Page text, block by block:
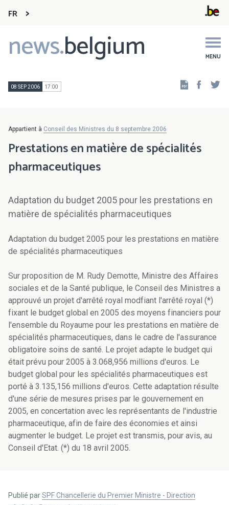
FR
news.belgium MENU
Main
navigation
08 SEP 2006 17:00
Appartient à Conseil des Ministres du 8 septembre 2006
Prestations en matière de spécialités
pharmaceutiques
Adaptation du budget 2005 pour les prestations en
matière de spécialités pharmaceutiques
Adaptation du budget 2005 pour les prestations en matière
de spécialités pharmaceutiques
Sur proposition de M. Rudy Demotte, Ministre des Affaires
sociales et de la Santé publique, le Conseil des Ministres a
approuvé un projet d'arrêté royal modfiant l'arrêté royal (*)
fixant le budget global en 2005 des moyens financiers pour
l'ensemble du Royaume pour les prestations en matière de
spécialités pharmaceutiques, dans le cadre de l'assurance
obligatoire soins de santé. Le projet adapte le budget qui
était prévu pour 2005 à 3.068,956 millions d'euros. Le
budget global pour les spécialités pharmaceutiques est
porté à 3.135,156 millions d'euros. Cette adaptation résulte
d'une série de mesures prises par le gouvernement en
2005, en concertation avec les représentants de l'industrie
pharmaceutique, afin de faire des économies et ainsi
augmenter le budget. Le projet est transmis, pour avis, au
Conseil d'Etat. (*) du 18 avril 2005.
Publié parSPF Chancellerie du Premier Ministre - Direction